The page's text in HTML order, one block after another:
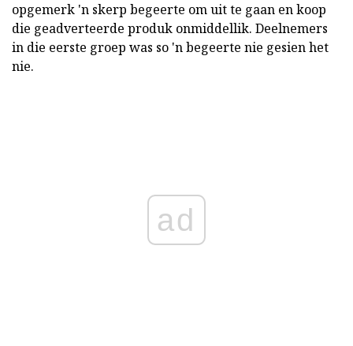
opgemerk 'n skerp begeerte om uit te gaan en koop
die geadverteerde produk onmiddellik. Deelnemers
in die eerste groep was so 'n begeerte nie gesien het
nie.
ad